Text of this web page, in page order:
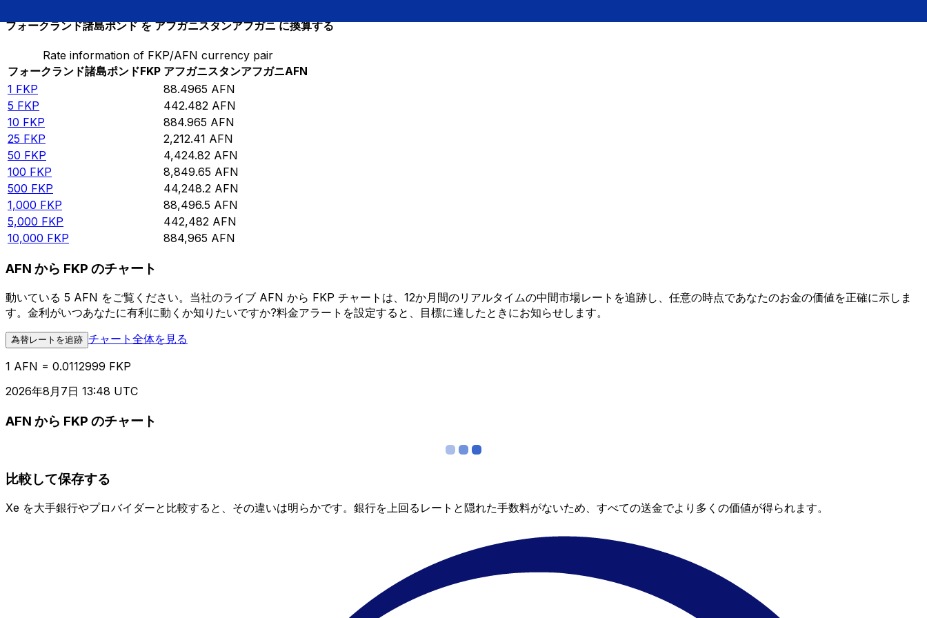
フォークランド諸島ポンド を アフガニスタンアフガニ に換算する
Rate information of FKP/AFN currency pair
フォークランド諸島ポンドFKP アフガニスタンアフガニAFN
1 FKP 88.4965 AFN
5 FKP 442.482 AFN
10 FKP 884.965 AFN
25 FKP 2,212.41 AFN
50 FKP 4,424.82 AFN
100 FKP 8,849.65 AFN
500 FKP 44,248.2 AFN
1,000 FKP 88,496.5 AFN
5,000 FKP 442,482 AFN
10,000 FKP 884,965 AFN
AFN から FKP のチャート
動いている 5 AFN をご覧ください。当社のライブ AFN から FKP チャートは、12か月間のリアルタイムの中間市場レートを追跡し、任意の時点であなたのお金の価値を正確に示しま
す。金利がいつあなたに有利に動くか知りたいですか?料金アラートを設定すると、目標に達したときにお知らせします。
為替レートを追跡 チャート全体を見る
1 AFN = 0.0112999 FKP
2026年8月7日 13:48 UTC
AFN から FKP のチャート
比較して保存する
Xe を大手銀行やプロバイダーと比較すると、その違いは明らかです。銀行を上回るレートと隠れた手数料がないため、すべての送金でより多くの価値が得られます。